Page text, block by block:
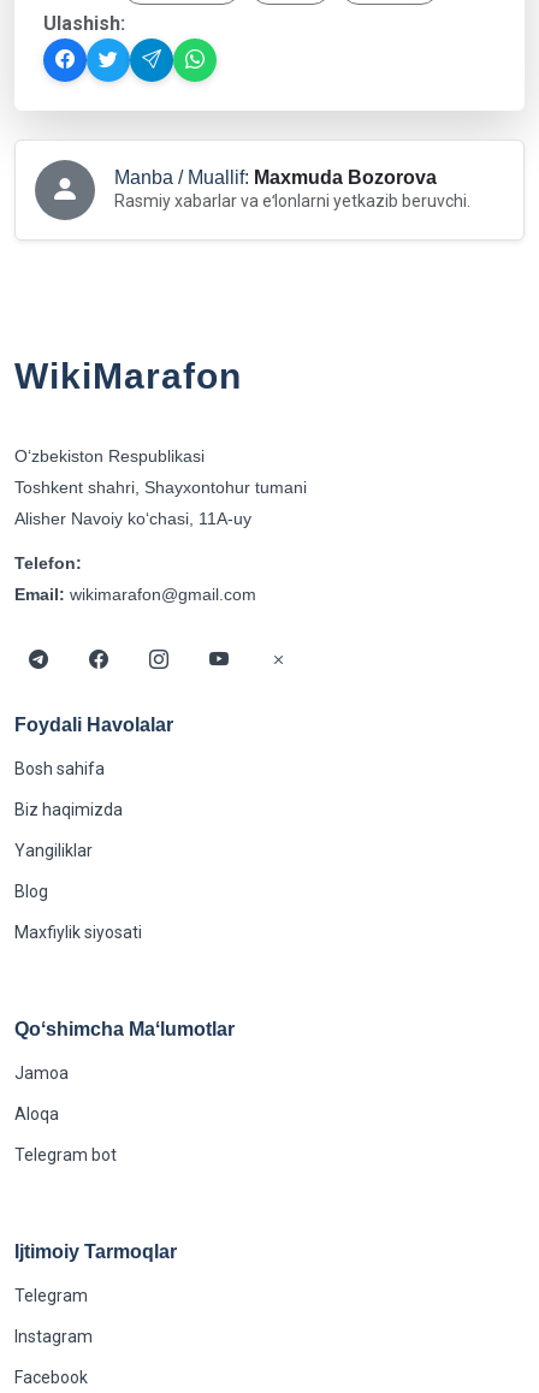
Ulashish:
Manba / Muallif: Maxmuda Bozorova
Rasmiy xabarlar va eʻlonlarni yetkazib beruvchi.
WikiMarafon
Oʻzbekiston Respublikasi
Toshkent shahri, Shayxontohur tumani
Alisher Navoiy koʻchasi, 11A-uy
Telefon:
Email: wikimarafon@gmail.com
Foydali Havolalar
Bosh sahifa
Biz haqimizda
Yangiliklar
Blog
Maxfiylik siyosati
Qoʻshimcha Maʻlumotlar
Jamoa
Aloqa
Telegram bot
Ijtimoiy Tarmoqlar
Telegram
Instagram
Facebook